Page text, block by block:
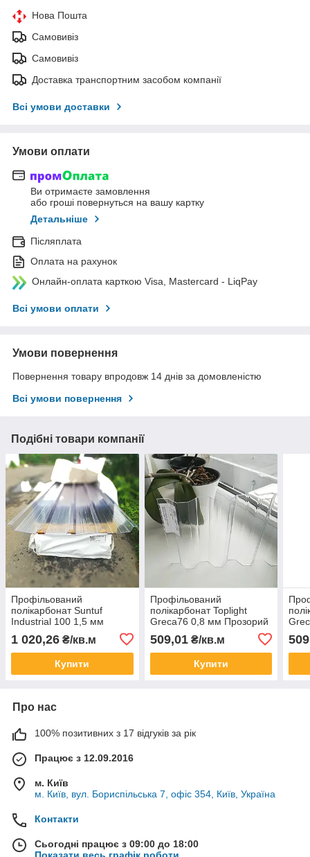
Нова Пошта
Самовивіз
Самовивіз
Доставка транспортним засобом компанії
Всі умови доставки
Умови оплати
Ви отримаєте замовлення
або гроші повернуться на вашу картку
Детальніше
Післяплата
Оплата на рахунок
Онлайн-оплата карткою Visa, Mastercard - LiqPay
Всі умови оплати
Умови повернення
Повернення товару впродовж 14 днів за домовленістю
Всі умови повернення
Подібні товари компанії
Профільований
полікарбонат Suntuf
Industrial 100 1,5 мм
Прозорий 1063x3000 мм
1 020,26 ₴/кв.м
Купити
Профільований
полікарбонат Toplight
Greca76 0,8 мм Прозорий
509,01₴/кв.м
Купити
Про нас
100% позитивних з 17 відгуків за рік
Працює з 12.09.2016
м. Київ
м. Київ, вул. Бориспільська 7, офіс 354, Київ, Україна
Контакти
Сьогодні працює з 09:00 до 18:00
Показати весь графік роботи